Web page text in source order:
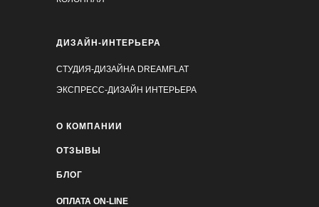
ОПЛАТА ON-LINE
БЛОГ
О КОМПАНИИ
ДИЗАЙН-ИНТЕРЬЕРА
СТУДИЯ-ДИЗАЙНА DREAMFLAT
ЭКСПРЕСС-ДИЗАЙН ИНТЕРЬЕРА
ОТЗЫВЫ